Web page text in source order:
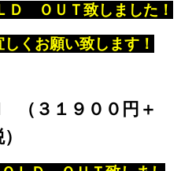
Ｄ ＯＵＴ致しました！
くお願い致します！
３１９００円＋